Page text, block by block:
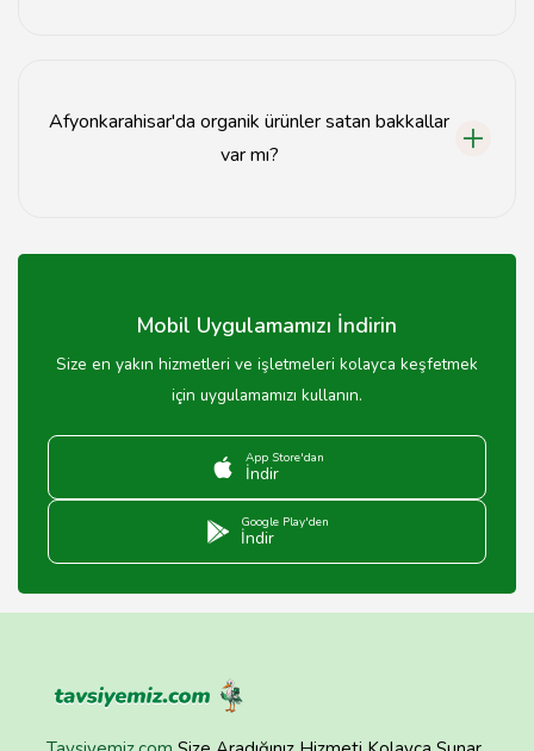
Afyonkarahisar'da organik ürünler satan bakkallar
var mı?
bakkallar bulunmaktadır, bu bakkalları yerel
Mobil Uygulamamızı İndirin
Size en yakın hizmetleri ve işletmeleri kolayca keşfetmek
için uygulamamızı kullanın.
App Store'dan
İndir
Google Play'den
İndir